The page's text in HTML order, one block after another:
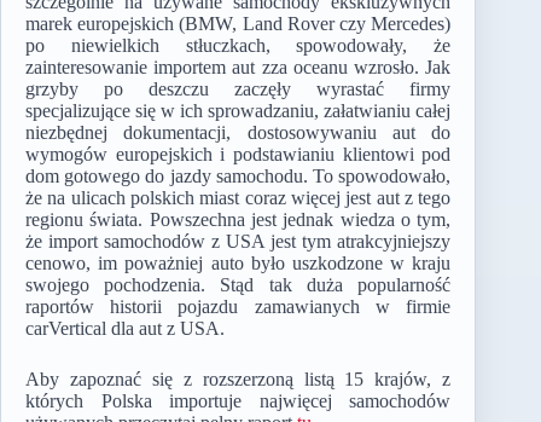
marek europejskich (BMW, Land Rover czy Mercedes)
po niewielkich stłuczkach, spowodowały, że
zainteresowanie importem aut zza oceanu wzrosło. Jak
grzyby po deszczu zaczęły wyrastać firmy
specjalizujące się w ich sprowadzaniu, załatwianiu całej
niezbędnej dokumentacji, dostosowywaniu aut do
wymogów europejskich i podstawianiu klientowi pod
dom gotowego do jazdy samochodu. To spowodowało,
że na ulicach polskich miast coraz więcej jest aut z tego
regionu świata. Powszechna jest jednak wiedza o tym,
że import samochodów z USA jest tym atrakcyjniejszy
cenowo, im poważniej auto było uszkodzone w kraju
swojego pochodzenia. Stąd tak duża popularność
raportów historii pojazdu zamawianych w firmie
carVertical dla aut z USA.
Aby zapoznać się z rozszerzoną listą 15 krajów, z
których Polska importuje najwięcej samochodów